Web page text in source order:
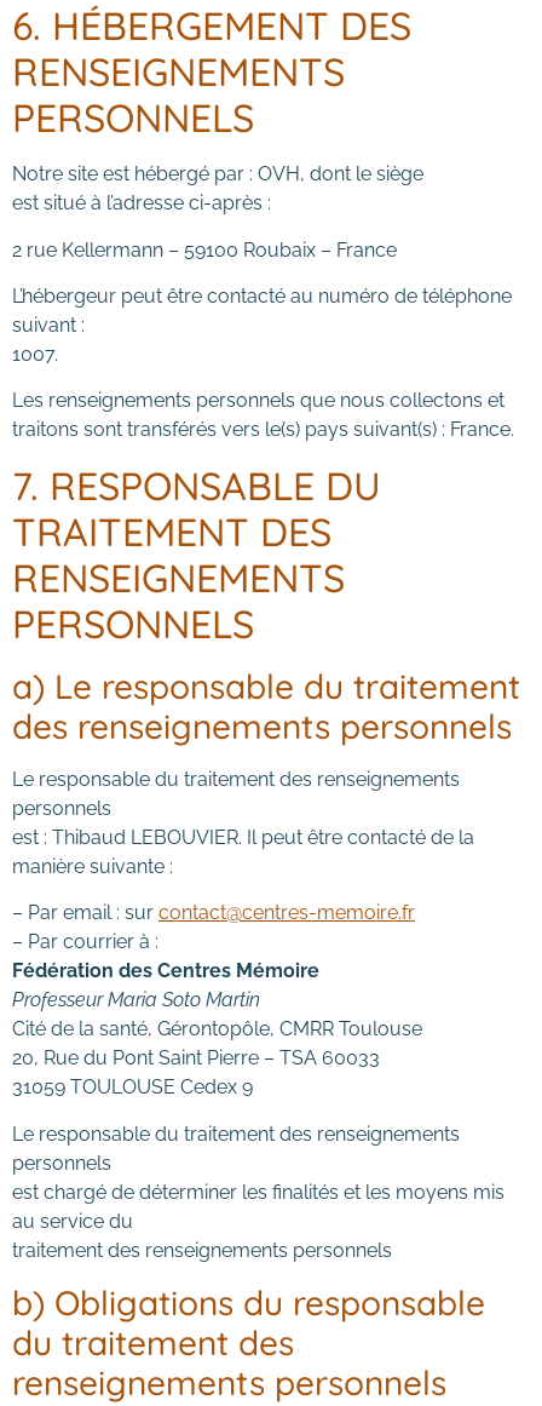
6. HÉBERGEMENT DES
RENSEIGNEMENTS
PERSONNELS
Notre site est hébergé par : OVH, dont le siège
est situé à l’adresse ci-après :
2 rue Kellermann – 59100 Roubaix – France
L’hébergeur peut être contacté au numéro de téléphone
suivant :
1007.
Les renseignements personnels que nous collectons et
traitons sont transférés vers le(s) pays suivant(s) : France.
7. RESPONSABLE DU
TRAITEMENT DES
RENSEIGNEMENTS
PERSONNELS
a) Le responsable du traitement
des renseignements personnels
Le responsable du traitement des renseignements
personnels
est : Thibaud LEBOUVIER. Il peut être contacté de la
manière suivante :
– Par email : sur contact@centres-memoire.fr
– Par courrier à :
Fédération des Centres Mémoire
Professeur Maria Soto Martin
Cité de la santé, Gérontopôle, CMRR Toulouse
20, Rue du Pont Saint Pierre – TSA 60033
31059 TOULOUSE Cedex 9
Le responsable du traitement des renseignements
personnels
est chargé de déterminer les finalités et les moyens mis
au service du
traitement des renseignements personnels
b) Obligations du responsable
du traitement des
renseignements personnels